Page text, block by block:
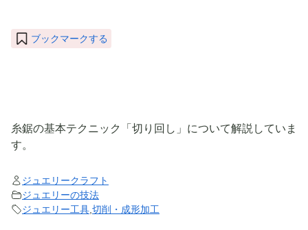
ブックマークする
糸鋸の基本テクニック「切り回し」について解説していま
す。
ジュエリークラフト
ジュエリーの技法
ジュエリー工具 切削・成形加工